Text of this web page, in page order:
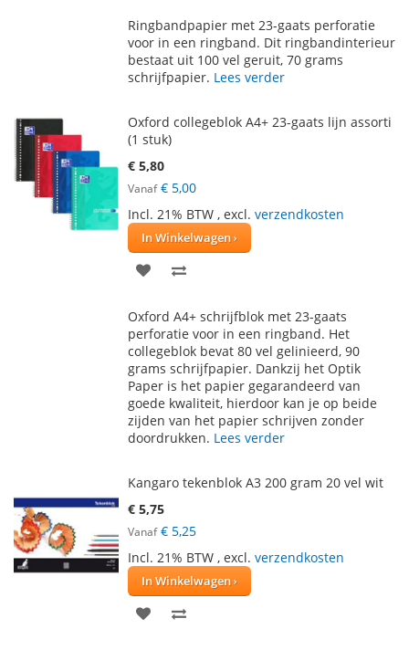
AAN
VERLANGLIJST
TE
VERGELIJKEN
Ringbandpapier met 23-gaats perforatie
voor in een ringband. Dit ringbandinterieur
bestaat uit 100 vel geruit, 70 grams
schrijfpapier. Lees verder
Oxford collegeblok A4+ 23-gaats lijn assorti
(1 stuk)
€ 5,80
Vanaf € 5,00
Incl. 21% BTW , excl. verzendkosten
In Winkelwagen
VOEG
AAN
VERLANGLIJST
TE
VERGELIJKEN
Oxford A4+ schrijfblok met 23-gaats
perforatie voor in een ringband. Het
collegeblok bevat 80 vel gelinieerd, 90
grams schrijfpapier. Dankzij het Optik
Paper is het papier gegarandeerd van
goede kwaliteit, hierdoor kan je op beide
zijden van het papier schrijven zonder
doordrukken. Lees verder
Kangaro tekenblok A3 200 gram 20 vel wit
€ 5,75
Vanaf € 5,25
Incl. 21% BTW , excl. verzendkosten
In Winkelwagen
VOEG